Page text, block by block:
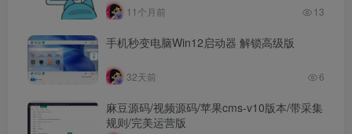
11个月前 13
手机秒变电脑Win12启动器 解锁高级版
32天前 6
麻豆源码/视频源码/苹果cms-v10版本/带采集
规则/完美运营版